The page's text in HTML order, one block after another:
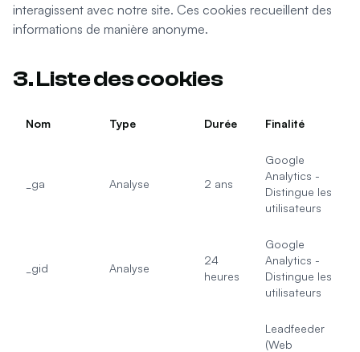
interagissent avec notre site. Ces cookies recueillent des
informations de manière anonyme.
3. Liste des cookies
Nom Type Durée Finalité
_ga Analyse 2 ans
Google
Analytics -
Distingue les
utilisateurs
_gid Analyse
24
heures
Google
Analytics -
Distingue les
utilisateurs
Leadfeeder
(Web